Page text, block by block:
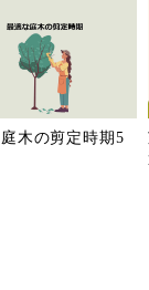
木の剪定時期5